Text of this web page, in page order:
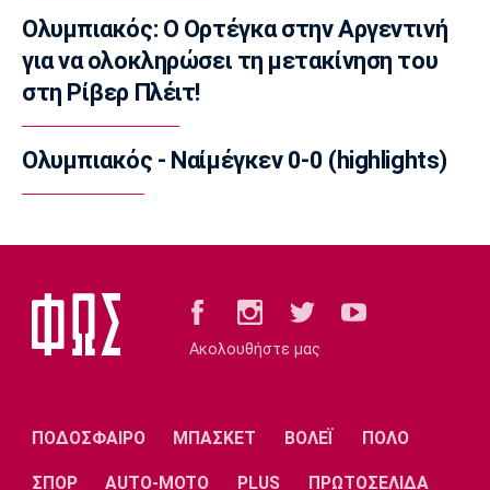
22:55
Super League 1
Ο Μόουρα όντως είναι ψηλά στη λίστα
Super League 1
Καλαμάτα: Ανακοίνωσε τον Κουρμινόφσκι
Λεμεσού στη Νορβηγία
Super League 1
22:21
Ολυμπιακός: Ο Ορτέγκα στην Αργεντινή
για να ολοκληρώσει τη μετακίνηση του
στη Ρίβερ Πλέιτ!
Ολυμπιακός - Ναίμέγκεν 0-0 (highlights)
Ακολουθήστε μας
ΠΟΔΟΣΦΑΙΡΟ ΜΠΑΣΚΕΤ ΒΟΛΕΪ ΠΟΛΟ
ΣΠΟΡ AUTO-MOTO PLUS ΠΡΩΤΟΣΕΛΙΔΑ